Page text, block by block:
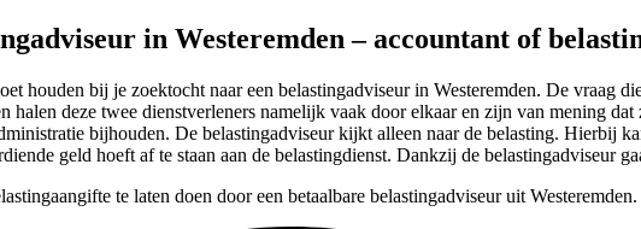
in Westeremden – accountant of
houden bij je zoektocht naar een belastingadviseur in Westeremden. De vraag
halen deze twee dienstverleners namelijk vaak door elkaar en zijn van mening
bijhouden. De belastingadviseur kijkt alleen naar de belasting. Hierbij
geld hoeft af te staan aan de belastingdienst. Dankzij de belastingadviseur
te laten doen door een betaalbare belastingadviseur uit Westeremden.